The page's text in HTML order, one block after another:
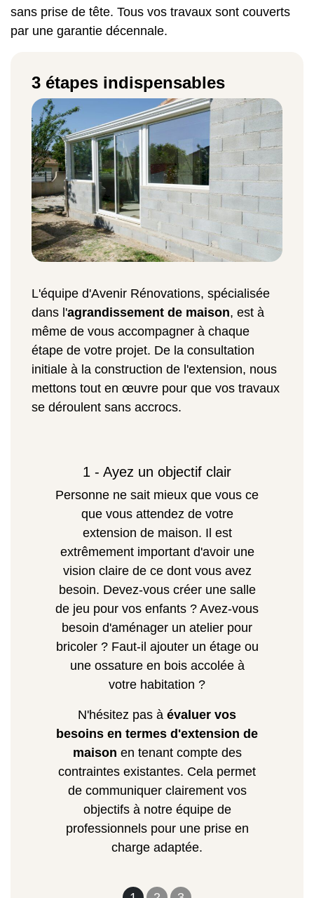
sans prise de tête. Tous vos travaux sont couverts
par une garantie décennale.
3 étapes indispensables
L'équipe d'Avenir Rénovations, spécialisée
dans l'agrandissement de maison, est à
même de vous accompagner à chaque
étape de votre projet. De la consultation
initiale à la construction de l'extension, nous
mettons tout en œuvre pour que vos travaux
se déroulent sans accrocs.
1 - Ayez un objectif clair
Personne ne sait mieux que vous ce
que vous attendez de votre
extension de maison. Il est
extrêmement important d'avoir une
vision claire de ce dont vous avez
besoin. Devez-vous créer une salle
de jeu pour vos enfants ? Avez-vous
besoin d'aménager un atelier pour
bricoler ? Faut-il ajouter un étage ou
une ossature en bois accolée à
votre habitation ?
N'hésitez pas à évaluer vos
besoins en termes d'extension de
maison en tenant compte des
contraintes existantes. Cela permet
de communiquer clairement vos
objectifs à notre équipe de
professionnels pour une prise en
charge adaptée.